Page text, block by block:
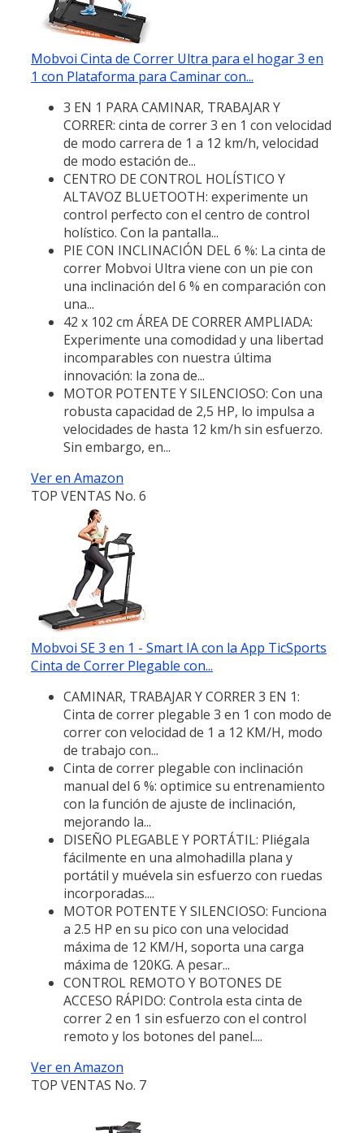
Mobvoi Cinta de Correr Ultra para el hogar 3 en
1 con Plataforma para Caminar con...
3 EN 1 PARA CAMINAR, TRABAJAR Y
CORRER: cinta de correr 3 en 1 con velocidad
de modo carrera de 1 a 12 km/h, velocidad
de modo estación de...
CENTRO DE CONTROL HOLÍSTICO Y
ALTAVOZ BLUETOOTH: experimente un
control perfecto con el centro de control
holístico. Con la pantalla...
PIE CON INCLINACIÓN DEL 6 %: La cinta de
correr Mobvoi Ultra viene con un pie con
una inclinación del 6 % en comparación con
una...
42 x 102 cm ÁREA DE CORRER AMPLIADA:
Experimente una comodidad y una libertad
incomparables con nuestra última
innovación: la zona de...
MOTOR POTENTE Y SILENCIOSO: Con una
robusta capacidad de 2,5 HP, lo impulsa a
velocidades de hasta 12 km/h sin esfuerzo.
Sin embargo, en...
Ver en Amazon
TOP VENTAS No. 6
Mobvoi SE 3 en 1 - Smart IA con la App TicSports
Cinta de Correr Plegable con...
CAMINAR, TRABAJAR Y CORRER 3 EN 1:
Cinta de correr plegable 3 en 1 con modo de
correr con velocidad de 1 a 12 KM/H, modo
de trabajo con...
Cinta de correr plegable con inclinación
manual del 6 %: optimice su entrenamiento
con la función de ajuste de inclinación,
mejorando la...
DISEÑO PLEGABLE Y PORTÁTIL: Pliégala
fácilmente en una almohadilla plana y
portátil y muévela sin esfuerzo con ruedas
incorporadas....
MOTOR POTENTE Y SILENCIOSO: Funciona
a 2.5 HP en su pico con una velocidad
máxima de 12 KM/H, soporta una carga
máxima de 120KG. A pesar...
CONTROL REMOTO Y BOTONES DE
ACCESO RÁPIDO: Controla esta cinta de
correr 2 en 1 sin esfuerzo con el control
remoto y los botones del panel....
Ver en Amazon
TOP VENTAS No. 7